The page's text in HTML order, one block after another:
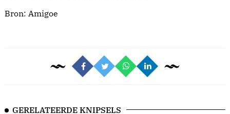
Bron: Amigoe
GERELATEERDE KNIPSELS